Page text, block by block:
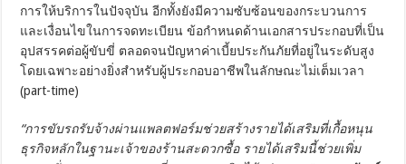
การให้บริการในปัจจุบัน อีกทั้งยังมีความซับซ้อนของกระบวนการ
และเงื่อนไขในการจดทะเบียน ข้อกำหนดด้านเอกสารประกอบที่เป็น
อุปสรรคต่อผู้ขับขี่ ตลอดจนปัญหาค่าเบี้ยประกันภัยที่อยู่ในระดับสูง
โดยเฉพาะอย่างยิ่งสำหรับผู้ประกอบอาชีพในลักษณะไม่เต็มเวลา
(part-time)
“การขับรถรับจ้างผ่านแพลตฟอร์มช่วยสร้างรายได้เสริมที่เกื้อหนุน
ธุรกิจหลักในฐานะเจ้าของร้านสะดวกซื้อ รายได้เสริมนี้ช่วยเพิ่ม